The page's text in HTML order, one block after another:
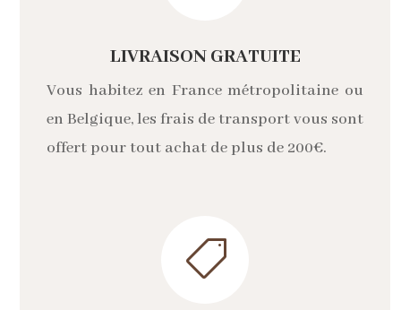
LIVRAISON GRATUITE
Vous habitez en France métropolitaine ou
en Belgique, les frais de transport vous sont
offert pour tout achat de plus de 200€.
